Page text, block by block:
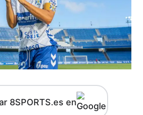
8SPORTS.es en